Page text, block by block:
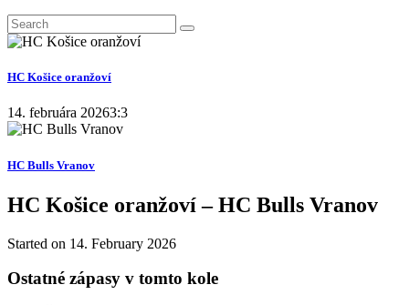
HC Košice oranžoví
14. februára 20263:3
HC Bulls Vranov
HC Košice oranžoví – HC Bulls Vranov
Started on 14. February 2026
Ostatné zápasy v tomto kole